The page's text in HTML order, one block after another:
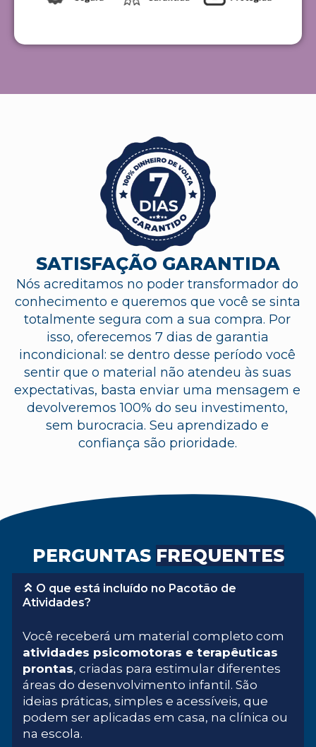
SATISFAÇÃO GARANTIDA
Nós acreditamos no poder transformador do
conhecimento e queremos que você se sinta
totalmente segura com a sua compra. Por
isso, oferecemos 7 dias de garantia
incondicional: se dentro desse período você
sentir que o material não atendeu às suas
expectativas, basta enviar uma mensagem e
devolveremos 100% do seu investimento,
sem burocracia. Seu aprendizado e
confiança são prioridade.
PERGUNTAS FREQUENTES
O que está incluído no Pacotão de
Atividades?
Você receberá um material completo com
atividades psicomotoras e terapêuticas
prontas, criadas para estimular diferentes
áreas do desenvolvimento infantil. São
ideias práticas, simples e acessíveis, que
podem ser aplicadas em casa, na clínica ou
na escola.